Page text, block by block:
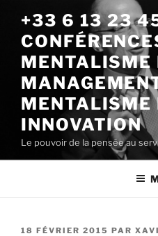
contenu
principal
+33 6 13 23
MENTALISME
MENTALISME
INNOVATION
Le pouvoir de la pensée au
PUBLIÉ
18 FÉVRIER 2015 PAR